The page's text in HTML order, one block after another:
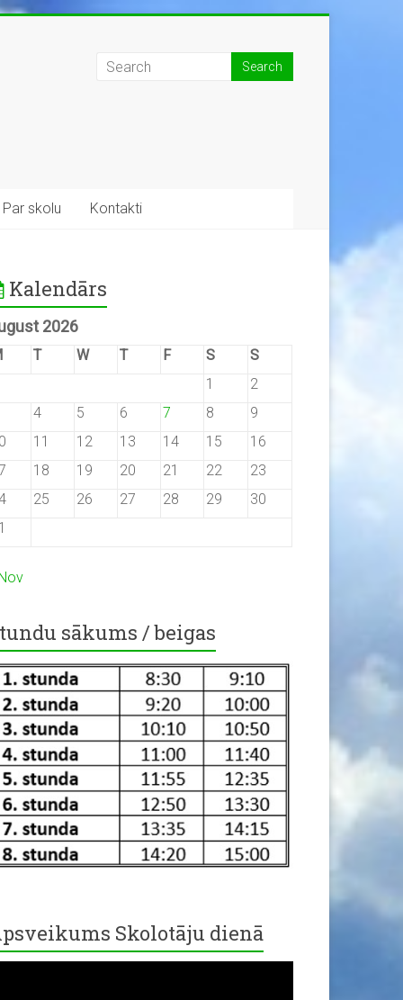
Par skolu Kontakti
Kalendārs
2026
T W T F S
S
1
2
4 5 6 7 8
9
11 12 13 14 15
16
18 19 20 21 22
23
25 26 27 28 29
30
sākums / beigas
Skolotāju dienā